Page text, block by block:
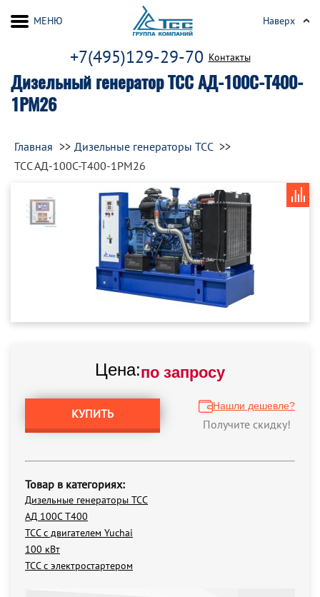
Дизельный генератор ТСС АД-100С-Т400-
1РМ26
+7(495)129-29-70 Контакты
МЕНЮ Наверх
Главная
Дизельные генераторы ТСС
ТСС АД-100С-Т400-1РМ26
Цена:по запросу
КУПИТЬ
Нашли дешевле?
Получите скидку!
Товар в категориях:
Дизельные генераторы ТСС
АД 100С Т400
ТСС с двигателем Yuchai
100 кВт
ТСС с электростартером